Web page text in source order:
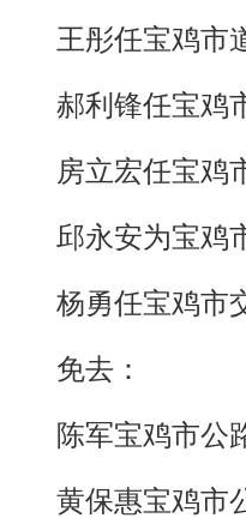
王彤任宝鸡市
郝利锋任宝鸡
房立宏任宝鸡
邱永安为宝鸡
杨勇任宝鸡市
免去：
陈军宝鸡市公
黄保惠宝鸡市